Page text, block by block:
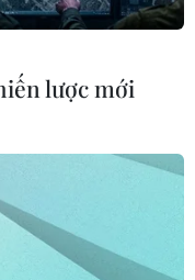
lược mới